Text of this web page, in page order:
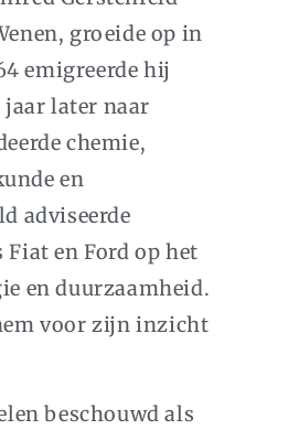
groeide op in
emigreerde hij
later naar
chemie,
en
adviseerde
en Ford op het
en duurzaamheid.
voor zijn inzicht
beschouwd als